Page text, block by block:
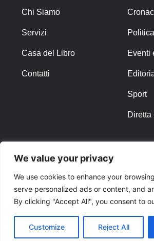
We value your privacy
We use cookies to enhance your
serve personalized ads or content, and
By clicking "Accept All", you consent to
Customize Reject All
Chi Siamo
Servizi
Casa del Libro
Contatti
Politica
Eventi
Sport
Diretta
Privacy Policy